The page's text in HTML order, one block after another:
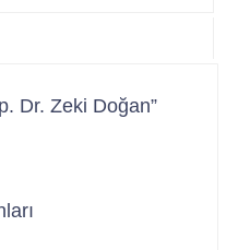
Dr. Zeki Doğan”